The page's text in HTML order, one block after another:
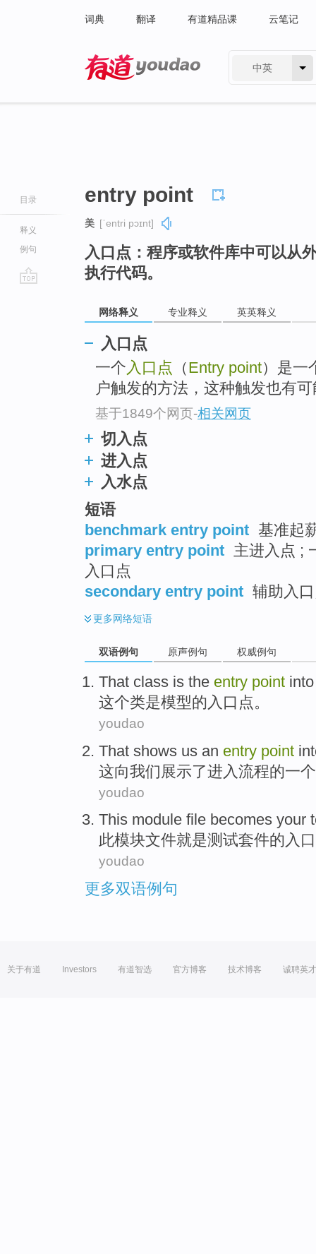
词典 翻译 有道精品课 云笔记
中英
目录
释义
例句
entry point
美 [ˈentri pɔɪnt]
入口点：程序或软件库中可以从
执行代码。
网络释义 专业释义 英英释义
入口点
一个入口点 （Entry point）是一
户触发的方法，这种触发也有
基于1849个网页-相关网页
切入点
进入点
入水点
短语
benchmark entry point 基准起
primary entry point 主进入点 ;
入口点
secondary entry point 辅助入
更多网络短语
双语例句 原声例句 权威例句
That class is the entry point into
这个类是模型的 入口 点。
youdao
That shows us an entry point
这向我们 展示了进入流程的一个
youdao
This module file becomes your
此模块文件就是测试套件的 入口
youdao
更多双语例句
关于有道 Investors 有道智选 官方博客 技术博客 诚聘英才